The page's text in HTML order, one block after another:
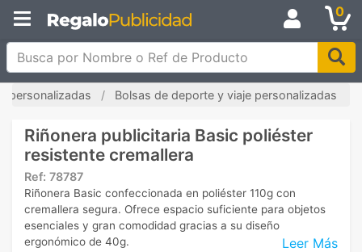
0
Busca por Nombre o Ref de Producto
personalizadas Bolsas de deporte y viaje personalizadas
Riñonera publicitaria Basic poliéster
resistente cremallera
Ref: 78787
Leer Más
Riñonera Basic confeccionada en poliéster 110g con
cremallera segura. Ofrece espacio suficiente para objetos
esenciales y gran comodidad gracias a su diseño
ergonómico de 40g.